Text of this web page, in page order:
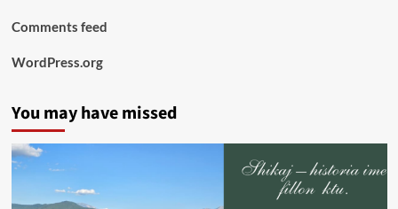
Comments feed
WordPress.org
You may have missed